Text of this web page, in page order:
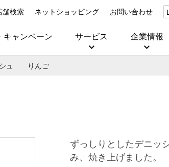
舗検索 ネットショッピング お問い合わせ
キャンペーン サービス 企業情報
シュ りんご
ずっしりとしたデニッ
み、焼き上げました。